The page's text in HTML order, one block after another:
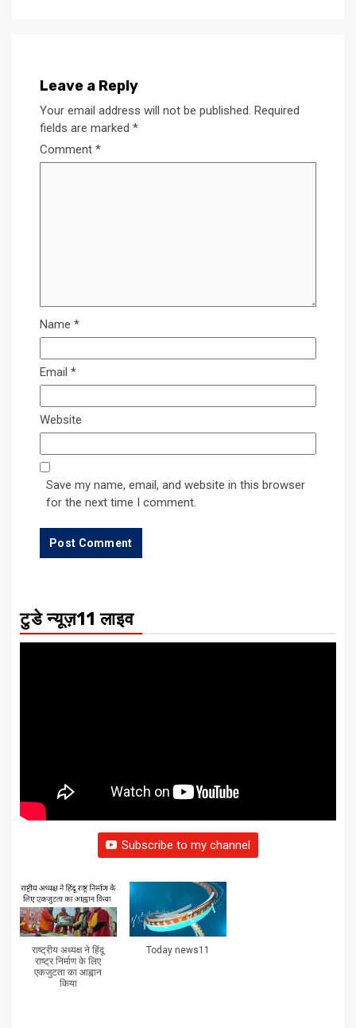
Leave a Reply
Your email address will not be published. Required
fields are marked *
Comment *
Name *
Email *
Website
Save my name, email, and website in this browser
for the next time I comment.
टुडे न्यूज़11 लाइव
Subscribe to my channel
राष्ट्रीय अध्यक्ष ने हिंदू
राष्ट्र निर्माण के लिए
एकजुटता का आह्वान
किया
Today news11